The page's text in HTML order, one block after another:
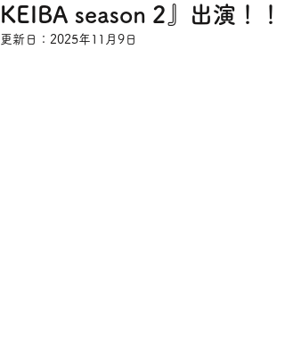
KEIBA season 2』出演！！
更新日： 2025年11月9日